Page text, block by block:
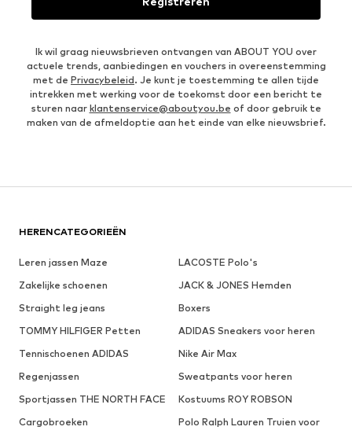
Ik wil graag nieuwsbrieven ontvangen van ABOUT YOU over
actuele trends, aanbiedingen en vouchers in overeenstemming
met de Privacybeleid. Je kunt je toestemming te allen tijde
intrekken met werking voor de toekomst door een bericht te
sturen naar klantenservice@aboutyou.be of door gebruik te
maken van de afmeldoptie aan het einde van elke nieuwsbrief.
HERENCATEGORIEËN
Leren jassen Maze
LACOSTE Polo's
Zakelijke schoenen
JACK & JONES Hemden
Straight leg jeans
Boxers
TOMMY HILFIGER Petten
ADIDAS Sneakers voor heren
Tennischoenen ADIDAS
Nike Air Max
Regenjassen
Sweatpants voor heren
Sportjassen THE NORTH FACE
Kostuums ROY ROBSON
Cargobroeken
Polo Ralph Lauren Truien voor